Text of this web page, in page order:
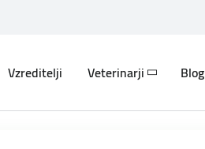
Vzreditelji Veterinarji Blog